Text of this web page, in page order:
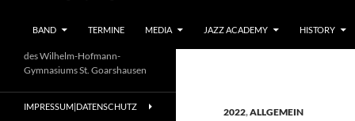
BAND TERMINE MEDIA JAZZ ACADEMY HISTORY
2022,ALLGEMEIN
des Wilhelm-Hofmann-
Gymnasiums St. Goarshausen
IMPRESSUM|DATENSCHUTZ